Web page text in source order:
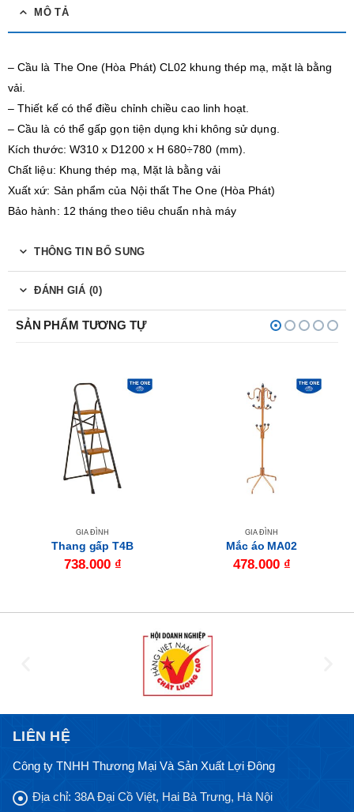
MÔ TẢ
– Cầu là The One (Hòa Phát) CL02 khung thép mạ, mặt là bằng
vải.
– Thiết kế có thể điều chỉnh chiều cao linh hoạt.
– Cầu là có thể gấp gọn tiện dụng khi không sử dụng.
Kích thước: W310 x D1200 x H 680÷780 (mm).
Chất liệu: Khung thép mạ, Mặt là bằng vải
Xuất xứ: Sản phẩm của Nội thất The One (Hòa Phát)
Bảo hành: 12 tháng theo tiêu chuẩn nhà máy
THÔNG TIN BỔ SUNG
ĐÁNH GIÁ (0)
SẢN PHẨM TƯƠNG TỰ
GIA ĐÌNH
Thang gấp T4B
738.000 ₫
GIA ĐÌNH
Mắc áo MA02
478.000 ₫
LIÊN HỆ
Công ty TNHH Thương Mại Và Sản Xuất Lợi Đông
Địa chỉ: 38A Đại Cồ Việt, Hai Bà Trưng, Hà Nội